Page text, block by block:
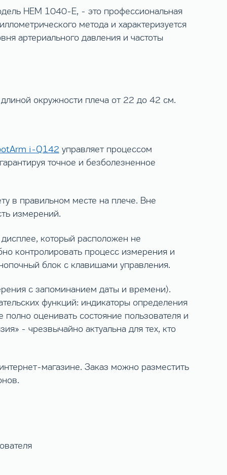
HEM 1040-E, - это профессиональная
метода и характеризуется
артериального давления и частоты
окружности плеча от 22 до 42 см.
i-Q142 управляет процессом
точное и безболезненное
в правильном месте на плече. Вне
измерений.
который расположен не
контролировать процесс измерения и
блок с клавишами управления.
с запоминанием даты и времени).
функций: индикаторы определения
оценивать состояние пользователя и
- чрезвычайно актуальна для тех, кто
магазине. Заказ можно разместить